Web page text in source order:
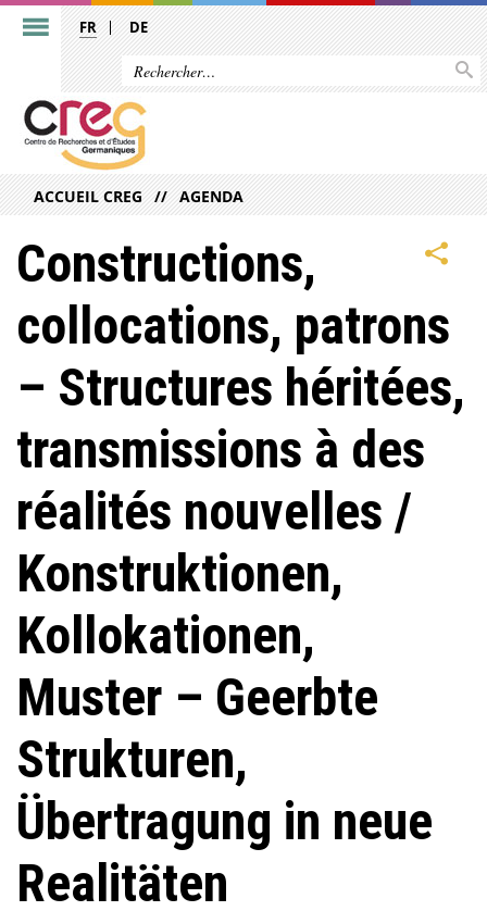
FR DE
ACCUEIL CREG AGENDA
Constructions,
collocations, patrons
– Structures héritées,
transmissions à des
réalités nouvelles /
Konstruktionen,
Kollokationen,
Muster – Geerbte
Strukturen,
Übertragung in neue
Realitäten